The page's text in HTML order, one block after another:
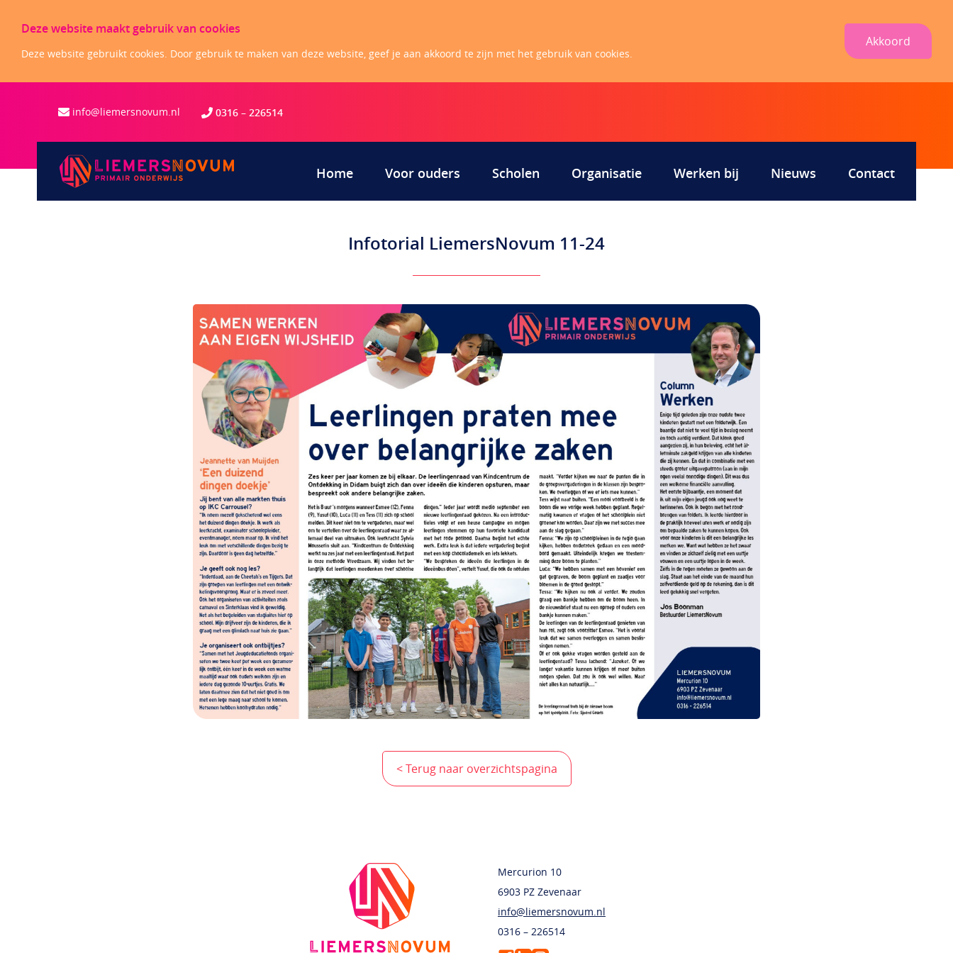
Deze website maakt gebruik van cookies
Deze website gebruikt cookies. Door gebruik te maken van deze website, geef je aan akkoord te zijn met het gebruik van cookies.
Akkoord
info@liemersnovum.nl 0316 – 226514
Home Voor ouders Scholen Organisatie Werken bij Nieuws Contact
Infotorial LiemersNovum 11-24
< Terug naar overzichtspagina
Mercurion 10
6903 PZ Zevenaar
info@liemersnovum.nl
0316 – 226514